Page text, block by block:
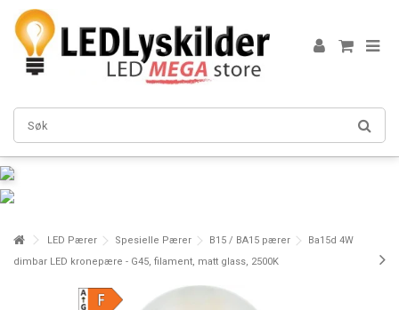
LED Pærer Spesielle Pærer B15 / BA15 pærer
Ba15d 4W
dimbar LED kronepære - G45, filament, matt glass, 2500K